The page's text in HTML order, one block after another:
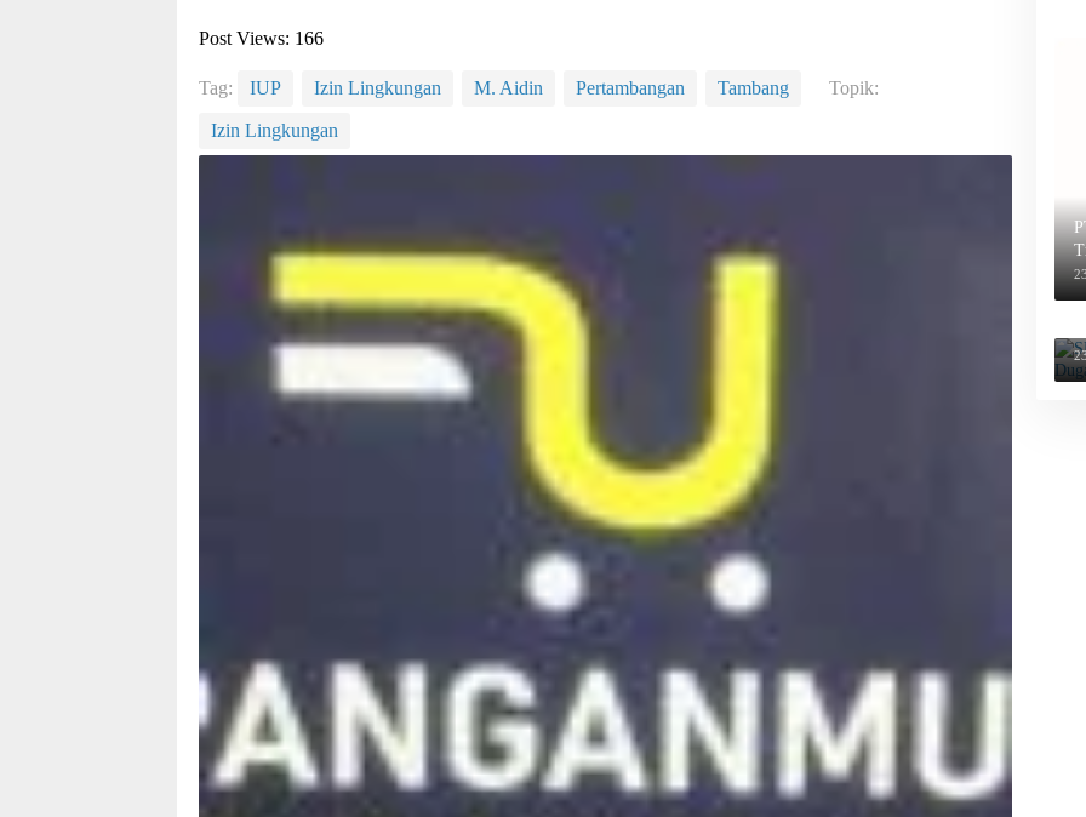
Post Views: 166
Tag: IUP Izin Lingkungan M. Aidin Pertambangan Tambang Topik:
Izin Lingkungan